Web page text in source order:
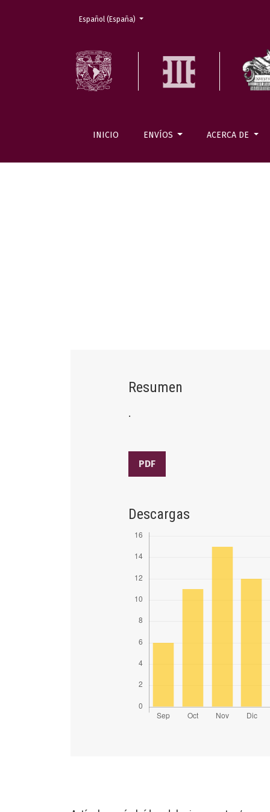
INICIO ENVÍOS ACERCA DE
Cambiar el idioma. El actual es:
Español (España)
Resumen
.
PDF
Descargas